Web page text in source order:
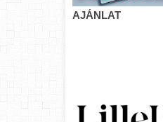
AJÁNLAT